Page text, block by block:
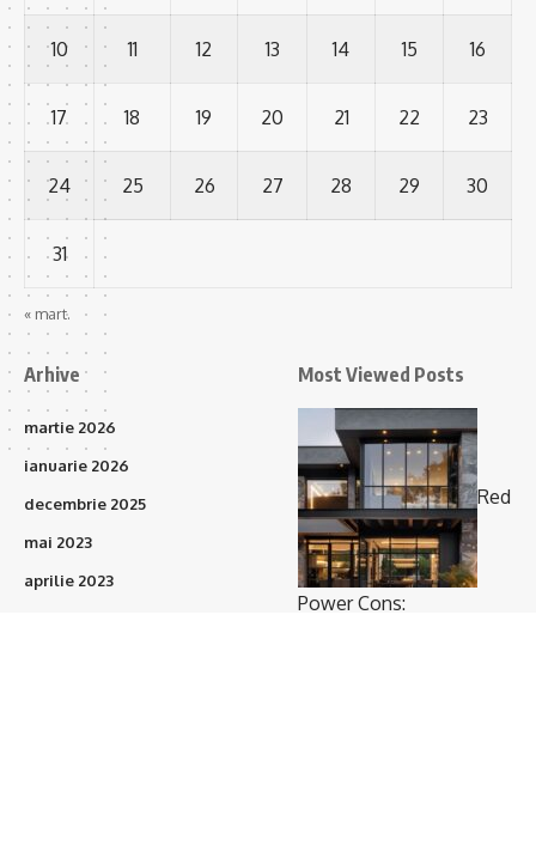
10 11 12 13 14 15 16
17 18 19 20 21 22 23
24 25 26 27 28 29 30
31
« mart.
Arhive
martie 2026
ianuarie 2026
decembrie 2025
mai 2023
aprilie 2023
Most Viewed Posts
Red
Power Cons: